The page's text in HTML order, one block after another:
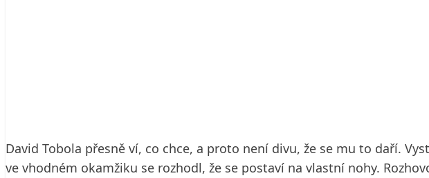
David Tobola přesně ví, co chce, a proto není divu, že se mu to daří.
ve vhodném okamžiku se rozhodl, že se postaví na vlastní nohy.